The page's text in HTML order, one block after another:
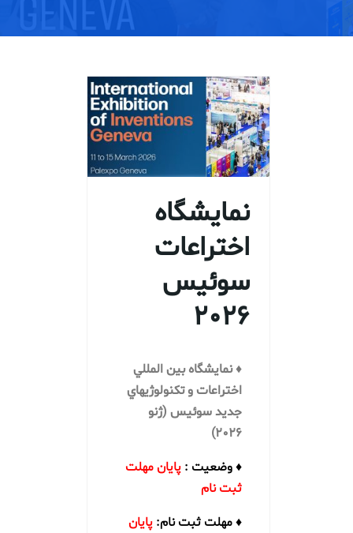
نمایشگاه
اختراعات
سوئيس
2026
♦ نمایشگاه بين المللي
اختراعات و تكنولوژيهاي
جديد سوئيس (ژنو
2026)
♦ وضعيت : پایان مهلت
ثبت نام
♦ مهلت ثبت نام: پایان